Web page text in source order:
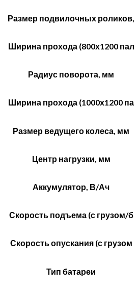
Размер подвилочных роликов,
Ширина прохода (800х1200 пал
Радиус поворота, мм
Ширина прохода (1000х1200 па
Размер ведущего колеса, мм
Центр нагрузки, мм
Аккумулятор, В/Ач
Скорость подъема (с грузом/б
Скорость опускания (с грузом
Тип батареи